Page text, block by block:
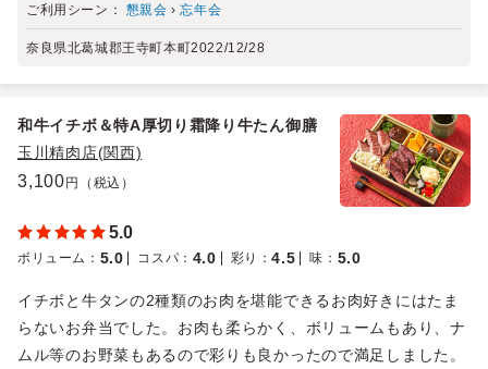
ご利用シーン： 懇親会 ›忘年会
奈良県北葛城郡王寺町本町2022/12/28
和牛イチボ＆特A厚切り霜降り牛たん御膳
玉川精肉店(関西)
3,100円（税込）
5.0
ボリューム ： 5.0 コスパ ： 4.0 彩り ：4.5 味 ： 5.0
イチボと牛タンの2種類のお肉を堪能できるお肉好きにはたま
らないお弁当でした。お肉も柔らかく、ボリュームもあり、ナ
ムル等のお野菜もあるので彩りも良かったので満足しました。